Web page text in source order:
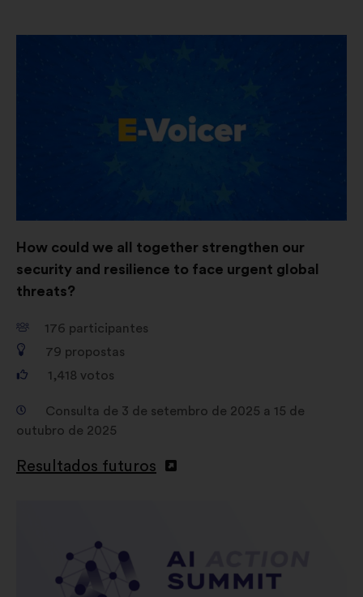
How could we all together strengthen our
security and resilience to face urgent global
threats?
176 participantes
79 propostas
1,418 votos
Consulta de 3 de setembro de 2025 a 15 de
outubro de 2025
Resultados futuros